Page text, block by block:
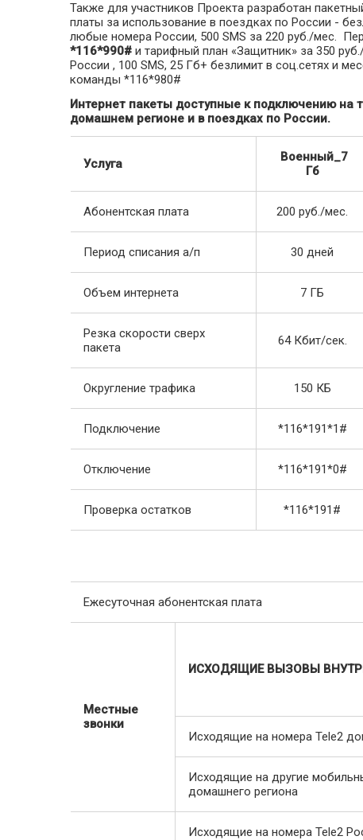
Также для участников Проекта разработан
платы за использование в поездках по России -
любые номера России, 500 SMS за 220 руб./мес.
*116*990# и тарифный план «Защитник» за 350
России , 100 SMS, 25 Гб+ безлимит в соц.сетях и
команды *116*980#
Интернет пакеты доступные к подключению на
домашнем регионе и в поездках по России.
Услуга
Военный_7
Гб
Абонентская плата 200 руб./мес.
Период списания а/п 30 дней
Объем интернета 7 ГБ
Резка скорости сверх
пакета
64 Кбит/сек.
Округление трафика 150 КБ
Подключение *116*191*1#
Отключение *116*191*0#
Проверка остатков *116*191#
Ежесуточная абонентская плата
Местные
звонки
ИСХОДЯЩИЕ ВЫЗОВЫ
Исходящие на номера Tele2
Исходящие на другие
домашнего региона
Исходящие на номера Tele2